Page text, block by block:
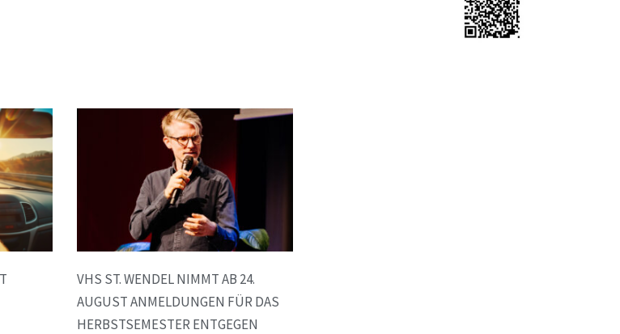
VHS ST. WENDEL NIMMT AB 24.
AUGUST ANMELDUNGEN FÜR DAS
HERBSTSEMESTER ENTGEGEN